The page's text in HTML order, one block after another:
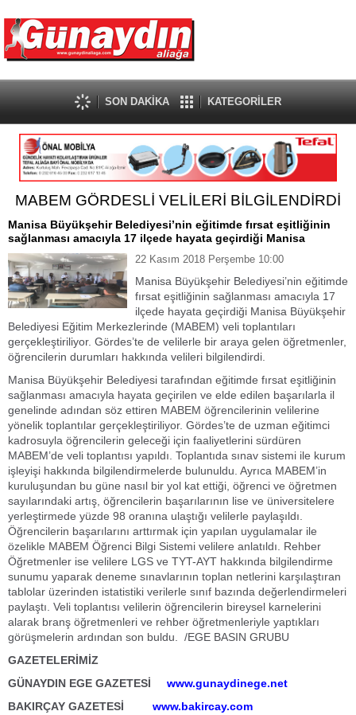
SON DAKİKA KATEGORİLER
MABEM GÖRDESLİ VELİLERİ BİLGİLENDİRDİ
Manisa Büyükşehir Belediyesi’nin eğitimde fırsat eşitliğinin
sağlanması amacıyla 17 ilçede hayata geçirdiği Manisa
22 Kasım 2018 Perşembe 10:00
Manisa Büyükşehir Belediyesi’nin eğitimde
fırsat eşitliğinin sağlanması amacıyla 17
ilçede hayata geçirdiği Manisa Büyükşehir
Belediyesi Eğitim Merkezlerinde (MABEM) veli toplantıları
gerçekleştiriliyor. Gördes’te de velilerle bir araya gelen öğretmenler,
öğrencilerin durumları hakkında velileri bilgilendirdi.
Manisa Büyükşehir Belediyesi tarafından eğitimde fırsat eşitliğinin
sağlanması amacıyla hayata geçirilen ve elde edilen başarılarla il
genelinde adından söz ettiren MABEM öğrencilerinin velilerine
yönelik toplantılar gerçekleştiriliyor. Gördes’te de uzman eğitimci
kadrosuyla öğrencilerin geleceği için faaliyetlerini sürdüren
MABEM’de veli toplantısı yapıldı. Toplantıda sınav sistemi ile kurum
işleyişi hakkında bilgilendirmelerde bulunuldu. Ayrıca MABEM’in
kuruluşundan bu güne nasıl bir yol kat ettiği, öğrenci ve öğretmen
sayılarındaki artış, öğrencilerin başarılarının lise ve üniversitelere
yerleştirmede yüzde 98 oranına ulaştığı velilerle paylaşıldı.
Öğrencilerin başarılarını arttırmak için yapılan uygulamalar ile
özelikle MABEM Öğrenci Bilgi Sistemi velilere anlatıldı. Rehber
Öğretmenler ise velilere LGS ve TYT-AYT hakkında bilgilendirme
sunumu yaparak deneme sınavlarının toplan netlerini karşılaştıran
tablolar üzerinden istatistiki verilerle sınıf bazında değerlendirmeleri
paylaştı. Veli toplantısı velilerin öğrencilerin bireysel karnelerini
alarak branş öğretmenleri ve rehber öğretmenleriyle yaptıkları
görüşmelerin ardından son buldu. /EGE BASIN GRUBU
GAZETELERİMİZ
GÜNAYDIN EGE GAZETESİ
www.gunaydinege.net
BAKIRÇAY GAZETESİ www.bakircay.com